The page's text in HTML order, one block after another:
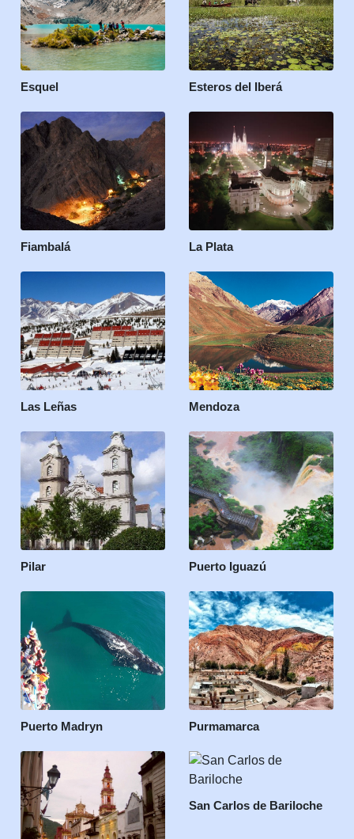
Esquel Esteros del Iberá
Fiambalá La Plata
Las Leñas Mendoza
Pilar Puerto Iguazú
Puerto Madryn Purmamarca
San Carlos de Bariloche